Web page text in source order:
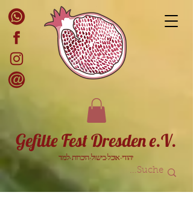
Gefilte Fest Dresden e.V.
יהודי·אוכל·בישול·היכרות·למד